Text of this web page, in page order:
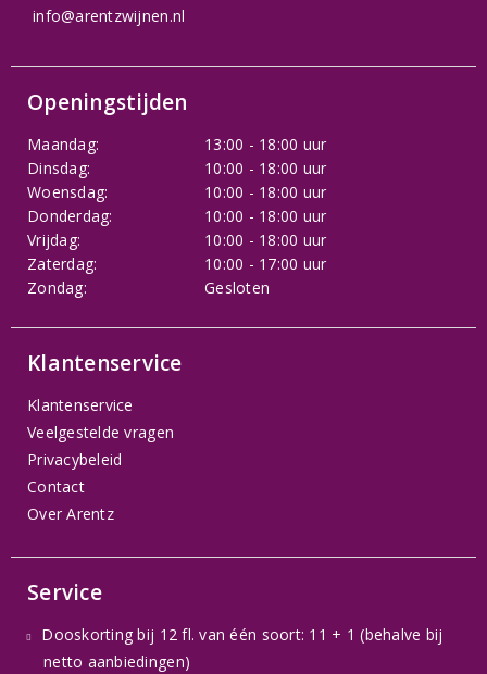
info@arentzwijnen.nl
Openingstijden
Maandag:
13:00 - 18:00 uur
Dinsdag:
10:00 - 18:00 uur
Woensdag:
10:00 - 18:00 uur
Donderdag:
10:00 - 18:00 uur
Vrijdag:
10:00 - 18:00 uur
Zaterdag:
10:00 - 17:00 uur
Zondag:
Gesloten
Klantenservice
Klantenservice
Veelgestelde vragen
Privacybeleid
Contact
Over Arentz
Service
Dooskorting bij 12 fl. van één soort: 11 + 1 (behalve bij
netto aanbiedingen)